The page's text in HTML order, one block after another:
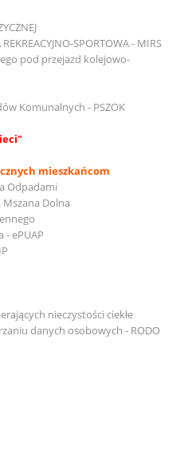
SPORTOWA - MIRS
pod przejazd kolejowo-
Komunalnych - PSZOK
mieszkańcom
Odpadami
Dolna
- ePUAP
nieczystości ciekłe
danych osobowych - RODO